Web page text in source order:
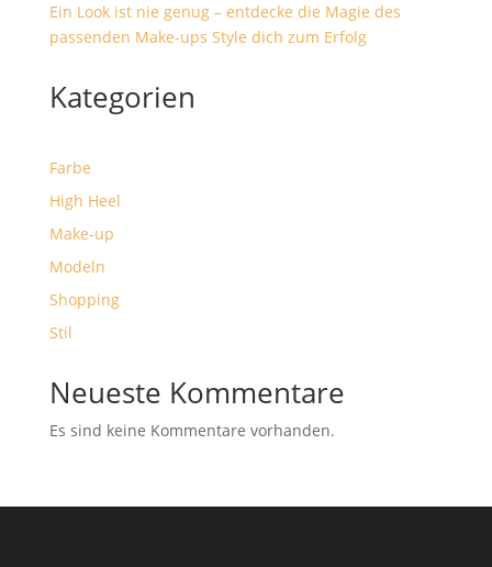
Ein Look ist nie genug – entdecke die Magie des
passenden Make-ups Style dich zum Erfolg
Kategorien
Farbe
High Heel
Make-up
Modeln
Shopping
Stil
Neueste Kommentare
Es sind keine Kommentare vorhanden.